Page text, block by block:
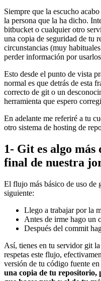
Siempre que la escucho
la persona que la ha dicho.
bitbucket o cualquier otro
una copia de seguridad de tu
circunstancias (muy
perder información por
Esto desde el punto de vista
normal es que detrás de esta
correcto de git o un
herramienta que espero
En adelante me referiré a tu
otro sistema de hosting de
1- Git es algo
final de nuestra
El flujo más básico de uso de
siguiente:
Llego a trabajar por la
Antes de irme hago un
Después del commit
Así, tienes en tu servidor git
respetas este flujo,
versión de tu código fuente
una copia de tu repositorio,